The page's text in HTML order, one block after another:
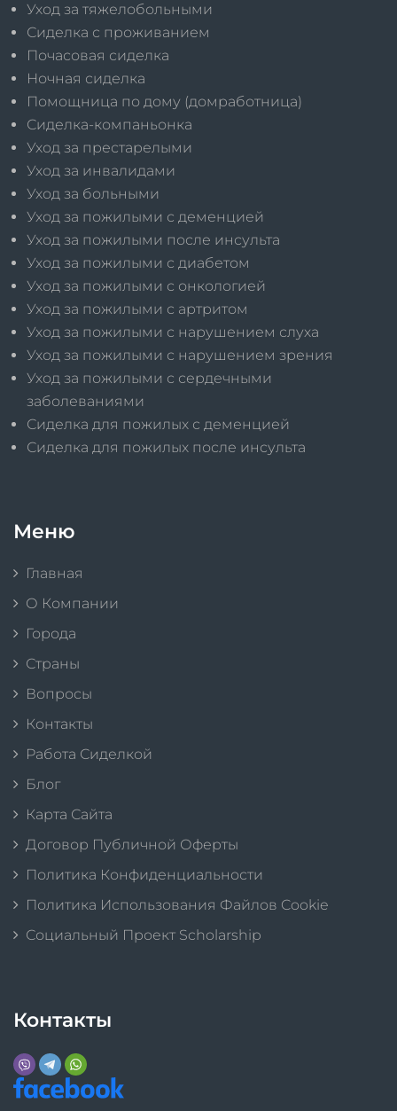
Уход за тяжелобольными
Сиделка с проживанием
Почасовая сиделка
Ночная сиделка
Помощница по дому (домработница)
Сиделка-компаньонка
Уход за престарелыми
Уход за инвалидами
Уход за больными
Уход за пожилыми с деменцией
Уход за пожилыми после инсульта
Уход за пожилыми с диабетом
Уход за пожилыми с онкологией
Уход за пожилыми с артритом
Уход за пожилыми с нарушением слуха
Уход за пожилыми с нарушением зрения
Уход за пожилыми с сердечными
заболеваниями
Сиделка для пожилых с деменцией
Сиделка для пожилых после инсульта
Меню
Главная
О Компании
Города
Страны
Вопросы
Контакты
Работа Сиделкой
Блог
Карта Сайта
Договор Публичной Оферты
Политика Конфиденциальности
Политика Использования Файлов Cookie
Социальный Проект Scholarship
Контакты